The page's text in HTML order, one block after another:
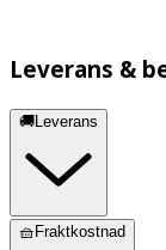
Leverans &
🚚Leverans
🧺Fraktkostnad